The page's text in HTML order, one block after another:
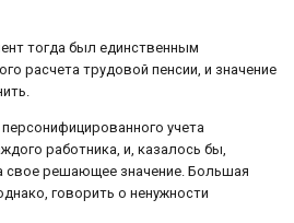
тогда был единственным
расчета трудовой пенсии, и значение
учета
работника, и, казалось бы,
свое решающее значение. Большая
говорить о ненужности